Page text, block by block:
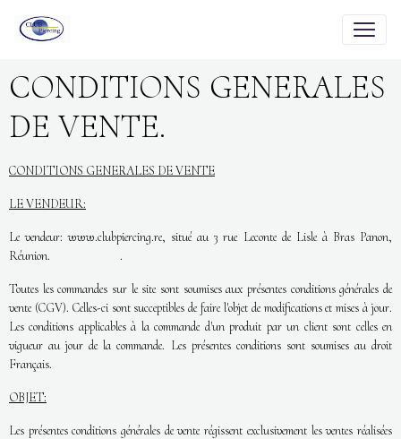
CONDITIONS GENERALES
DE VENTE.
CONDITIONS GENERALES DE VENTE
LE VENDEUR:
Le vendeur: www.clubpiercing.re, situé au 3 rue Leconte de Lisle à Bras Panon,
Réunion. .
Toutes les commandes sur le site sont soumises aux présentes conditions générales de
vente (CGV). Celles-ci sont succeptibles de faire l'objet de modifications et mises à jour.
Les conditions applicables à la commande d'un produit par un client sont celles en
vigueur au jour de la commande. Les présentes conditions sont soumises au droit
Français.
OBJET:
Les présentes conditions générales de vente régissent exclusivement les ventes réalisées